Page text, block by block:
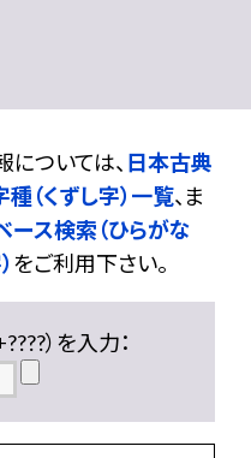
ついては、 日本古典
（くずし字）一覧、ま
ース検索（ひらがな
をご利用下さい。
）を入力：